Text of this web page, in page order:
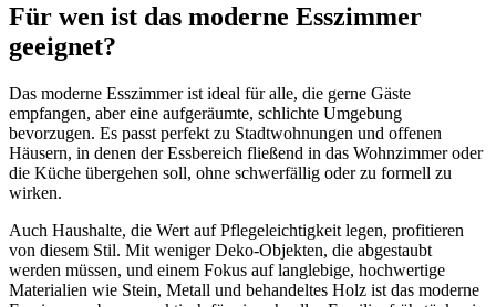
Für wen ist das moderne Esszimmer
geeignet?
Das moderne Esszimmer ist ideal für alle, die gerne Gäste
empfangen, aber eine aufgeräumte, schlichte Umgebung
bevorzugen. Es passt perfekt zu Stadtwohnungen und offenen
Häusern, in denen der Essbereich fließend in das Wohnzimmer oder
die Küche übergehen soll, ohne schwerfällig oder zu formell zu
wirken.
Auch Haushalte, die Wert auf Pflegeleichtigkeit legen, profitieren
von diesem Stil. Mit weniger Deko-Objekten, die abgestaubt
werden müssen, und einem Fokus auf langlebige, hochwertige
Materialien wie Stein, Metall und behandeltes Holz ist das moderne